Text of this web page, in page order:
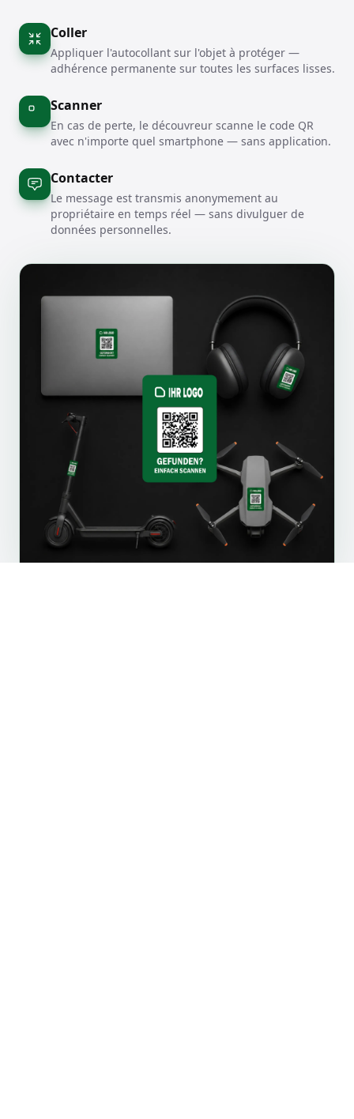
Coller
Appliquer l'autocollant sur l'objet à protéger —
adhérence permanente sur toutes les surfaces lisses.
Scanner
En cas de perte, le découvreur scanne le code QR
avec n'importe quel smartphone — sans application.
Contacter
Le message est transmis anonymement au
propriétaire en temps réel — sans divulguer de
données personnelles.